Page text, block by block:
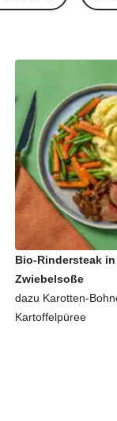
Bio-Rindersteak
Zwiebelsoße
dazu Karotten-
Kartoffelpüree